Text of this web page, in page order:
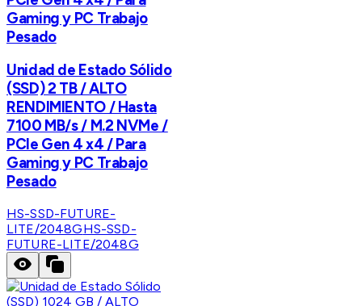
Gaming y PC Trabajo
Pesado
Unidad de Estado Sólido
(SSD) 2 TB / ALTO
RENDIMIENTO / Hasta
7100 MB/s / M.2 NVMe /
PCIe Gen 4 x4 / Para
Gaming y PC Trabajo
Pesado
HS-SSD-FUTURE-
LITE/2048GHS-SSD-
FUTURE-LITE/2048G